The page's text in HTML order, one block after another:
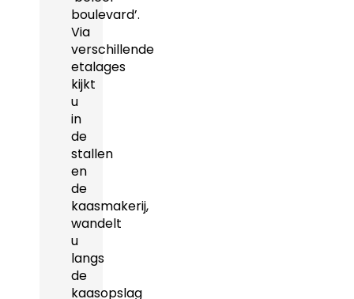
boulevard’.
Via
verschillende
etalages
kijkt
u
in
de
stallen
en
de
kaasmakerij,
wandelt
u
langs
de
kaasopslag